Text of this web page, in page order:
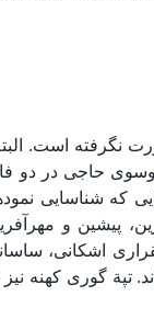
نگرفته است.
حاجی در دو
که شناسایی­
پیشین و
اشکانی،
تپة گوری­ کهنه